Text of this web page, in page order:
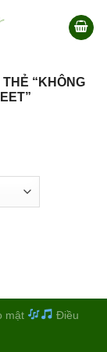
“KHÔNG
mật
Điều